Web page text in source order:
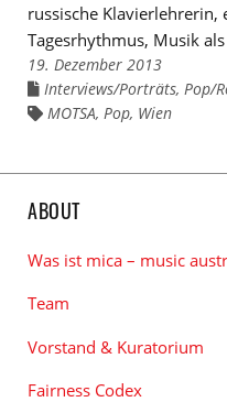
russische Klavierlehrerin,
Tagesrhythmus, Musik
19. Dezember 2013
Links
den
Interviews/Porträts, Pop/
Links
MOTSA, Pop, Wien
ABOUT
Was ist mica – music
Team
Vorstand & Kuratorium
Fairness Codex